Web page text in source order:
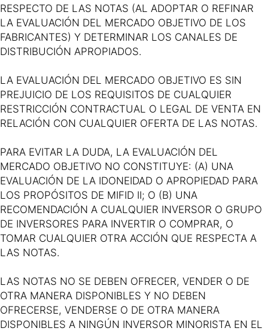
RESPECTO DE LAS NOTAS (AL ADOPTAR O REFINAR
LA EVALUACIÓN DEL MERCADO OBJETIVO DE LOS
FABRICANTES) Y DETERMINAR LOS CANALES DE
DISTRIBUCIÓN APROPIADOS.
LA EVALUACIÓN DEL MERCADO OBJETIVO ES SIN
PREJUICIO DE LOS REQUISITOS DE CUALQUIER
RESTRICCIÓN CONTRACTUAL O LEGAL DE VENTA EN
RELACIÓN CON CUALQUIER OFERTA DE LAS NOTAS.
PARA EVITAR LA DUDA, LA EVALUACIÓN DEL
MERCADO OBJETIVO NO CONSTITUYE: (A) UNA
EVALUACIÓN DE LA IDONEIDAD O APROPIEDAD PARA
LOS PROPÓSITOS DE MIFID II; O (B) UNA
RECOMENDACIÓN A CUALQUIER INVERSOR O GRUPO
DE INVERSORES PARA INVERTIR O COMPRAR, O
TOMAR CUALQUIER OTRA ACCIÓN QUE RESPECTA A
LAS NOTAS.
LAS NOTAS NO SE DEBEN OFRECER, VENDER O DE
OTRA MANERA DISPONIBLES Y NO DEBEN
OFRECERSE, VENDERSE O DE OTRA MANERA
DISPONIBLES A NINGÚN INVERSOR MINORISTA EN EL